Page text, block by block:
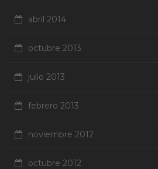
abril 2014
octubre 2013
julio 2013
febrero 2013
noviembre 2012
octubre 2012